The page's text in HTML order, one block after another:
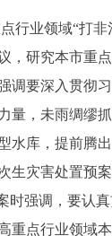
业领域“打非
研究本市重点
要深入贯彻习
量，未雨绸缪
水库，提前腾
生灾害处置预
强调，要认真
重点行业领域